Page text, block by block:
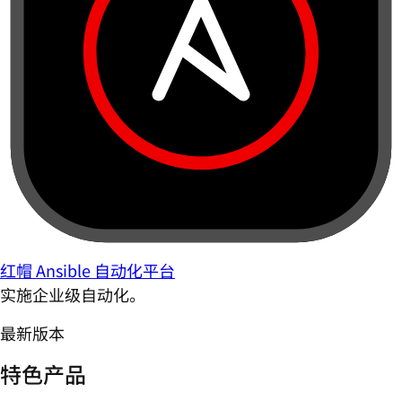
红帽 Ansible 自动化平台
实施企业级自动化。
最新版本
特色产品